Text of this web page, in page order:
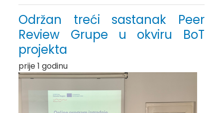
Održan treći sastanak Peer
Review Grupe u okviru BoT
projekta
prije 1 godinu